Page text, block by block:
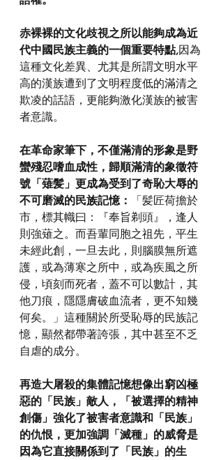
赤裸裸的文化歧視之所以能夠成為近
代中國民族主義的一個重要特點,因為
這種文化差異、尤其是所謂文明水平
高的漢族遭到了文明程度低的滿清之
欺凌的話語，更能夠激化漢族的被害
者意識。
在革命家筆下，不僅滿清的形象是野
蠻殘忍嗜血成性，歸順滿清的象徵符
號「薙髪」更成為受到了奇恥大辱的
不可磨滅的民族記憶：
「髪匠荷擔於
市，標其幟曰：『奉旨剃頭』，逢人
則強薙之。而吾輩同胞之祖先，平生
未經此創，一旦去此，則腦膜無所遮
護，或為薄寒之所中，或為疾風之所
侵，頃刻而死者，蓋不可以數計，其
他刀痕，隱隱膚破血流者，更不知幾
何矣。」這種關於所受恥辱的民族記
憶，顯然都帶著誇張，其中甚至不乏
自虐的成分。
再造大屠殺的集體記憶想像出窮凶極
惡的「民族」敵人，「被選擇的精神
創傷」強化了被害者意識和「民族」
的仇恨，更加強調「滅種」的威脅是
因為它直接關係到了「民族」的生